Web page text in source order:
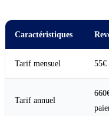
Caractéristiques
Tarif mensuel 55€
Tarif annuel